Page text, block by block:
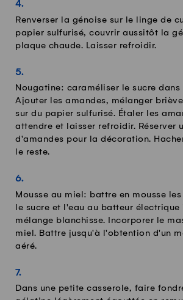
Renverser la génoise sur le linge de
papier sulfurisé, couvrir aussitôt la
plaque chaude. Laisser refroidir.
Nougatine: caraméliser le sucre dans
Ajouter les amandes, mélanger
sur du papier sulfurisé. Étaler les
attendre et laisser refroidir. Réserver
d'amandes pour la décoration.
le reste.
Mousse au miel: battre en mousse
le sucre et l'eau au batteur électrique
mélange blanchisse. Incorporer le
miel. Battre jusqu'à l'obtention d'un
aéré.
Dans une petite casserole, faire